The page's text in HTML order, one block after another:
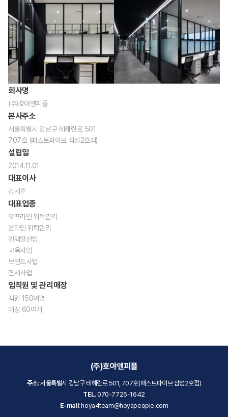
회사명
(주)호야앤피플
본사주소
서울특별시 강남구 테헤란로 501
707호 (패스트파이브 삼성2호점)
설립일
2014.11.01
대표이사
강세훈
대표업종
오프라인 위탁관리
온라인 위탁관리
인력알선업
교육사업
브랜드사업
면세사업
임직원 및 관리매장
직원 150여명
매장 60여개
(주)호야앤피플
주소: 서울특별시 강남구 테헤란로 501, 707호(패스트파이브 삼성2호점)
TEL. 070-7725-1642
E-mail: hoya4team@hoyapeople.com